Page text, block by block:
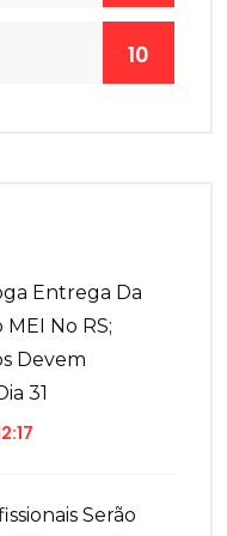
10
Entrega Da
No RS;
Devem
31
Serão